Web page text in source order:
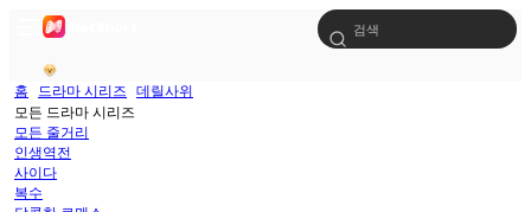
홈 드라마 시리즈 데릴사위
모든 드라마 시리즈
모든 줄거리
인생역전
사이다
복수